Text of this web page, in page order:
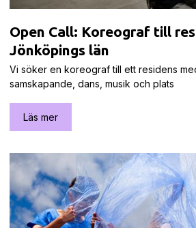
Open Call: Koreograf till
Jönköpings län
Vi söker en koreograf till ett residens
samskapande, dans, musik och plats
Läs mer